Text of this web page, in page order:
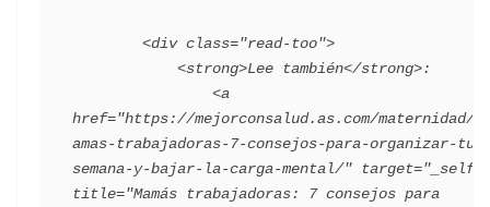
href="https://mejorconsalud.as.com/maternidad/m
amas-trabajadoras-7-consejos-para-organizar-tu-
semana-y-bajar-la-carga-mental/" target="_self"
title="Mamás trabajadoras: 7 consejos para